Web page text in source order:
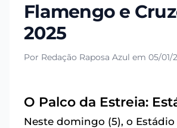
Flamengo e
2025
Por Redação Raposa Azul em 05/01/
O Palco da Estreia:
Neste domingo (5), o